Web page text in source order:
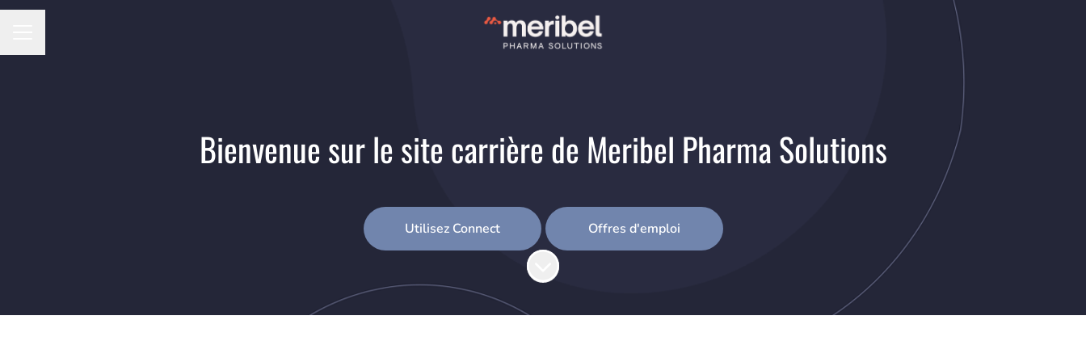
Bienvenue sur le site carrière de Meribel Pharma Solutions
Utilisez Connect
Offres d'emploi
Faire défiler jusqu'au contenu